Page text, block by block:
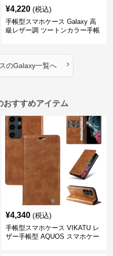
¥4,220 (税込)
手帳型スマホケース Galaxy 高
級レザー調 ツートンカラー手帳
のGalaxy一覧へ ›
おすすめアイテム
¥4,340 (税込)
手帳型スマホケース VIKATU レ
ザー手帳型 AQUOS スマホケー